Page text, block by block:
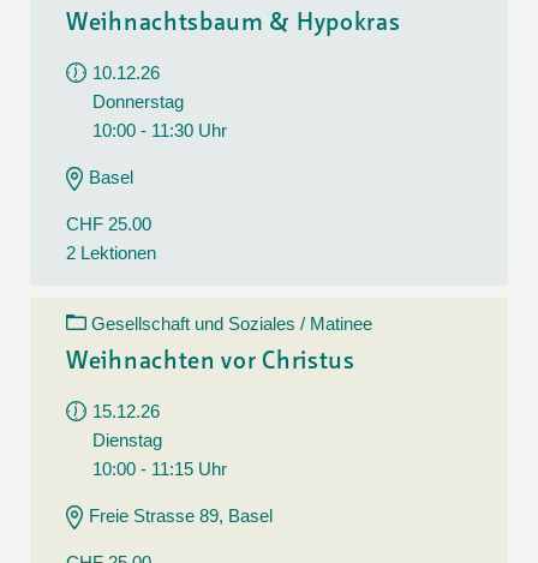
Weihnachtsbaum & Hypokras
10.12.26
Donnerstag
10:00 - 11:30 Uhr
Basel
CHF 25.00
2 Lektionen
Gesellschaft und Soziales / Matinee
Weihnachten vor Christus
15.12.26
Dienstag
10:00 - 11:15 Uhr
Freie Strasse 89, Basel